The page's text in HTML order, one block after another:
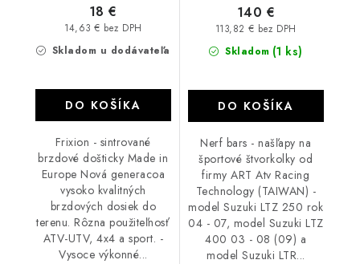
Skladom u dodávateľa
14,63 € bez DPH
18 €
DO KOŠÍKA
Frixion - sintrované
brzdové došticky Made in
Europe Nová generacoa
vysoko kvalitných
brzdových dosiek do
terenu. Rôzna použiteľnosť
ATV-UTV, 4x4 a sport. -
Vysoce výkonné...
Skladom (1 ks)
113,82 € bez DPH
140 €
DO KOŠÍKA
Nerf bars - našľapy na
športové štvorkolky od
firmy ART Atv Racing
Technology (TAIWAN) -
model Suzuki LTZ 250 rok
04 - 07, model Suzuki LTZ
400 03 - 08 (09) a
model Suzuki LTR...